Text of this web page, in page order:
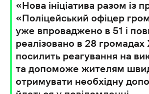
«Нова ініціатива разом із
«Поліцейський офіцер
уже впроваджено в 51 і
реалізовано в 28
посилить реагування на
та допоможе жителям
отримувати необхідну